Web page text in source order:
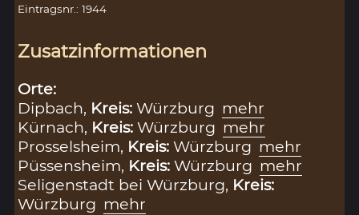
Eintragsnr.: 1944
Zusatzinformationen
Orte:
Dipbach, Kreis:Würzburg mehr
Kürnach, Kreis:Würzburg mehr
Prosselsheim, Kreis:Würzburg mehr
Püssensheim, Kreis:Würzburg mehr
Seligenstadt bei Würzburg, Kreis:
Würzburg mehr